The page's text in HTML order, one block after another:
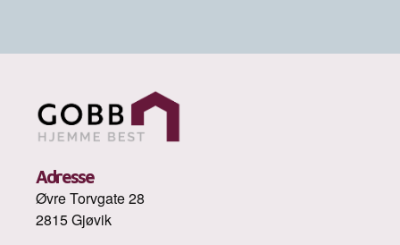
Adresse
Øvre Torvgate 28
2815 Gjøvik